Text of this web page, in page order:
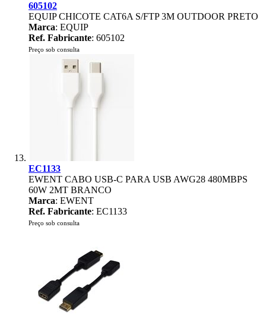
605102
EQUIP CHICOTE CAT6A S/FTP 3M OUTDOOR PRETO
Marca: EQUIP
Ref. Fabricante: 605102
Preço sob consulta
EC1133
EWENT CABO USB-C PARA USB AWG28 480MBPS
60W 2MT BRANCO
Marca: EWENT
Ref. Fabricante: EC1133
Preço sob consulta